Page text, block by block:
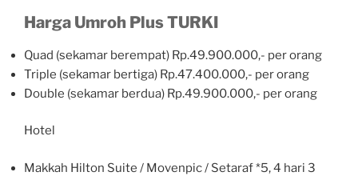
Harga Umroh Plus TURKI
Quad (sekamar berempat) Rp.49.900.000,- per orang
Triple (sekamar bertiga) Rp.47.400.000,- per orang
Double (sekamar berdua) Rp.49.900.000,- per orang
Hotel
Makkah Hilton Suite / Movenpic / Setaraf *5, 4 hari 3